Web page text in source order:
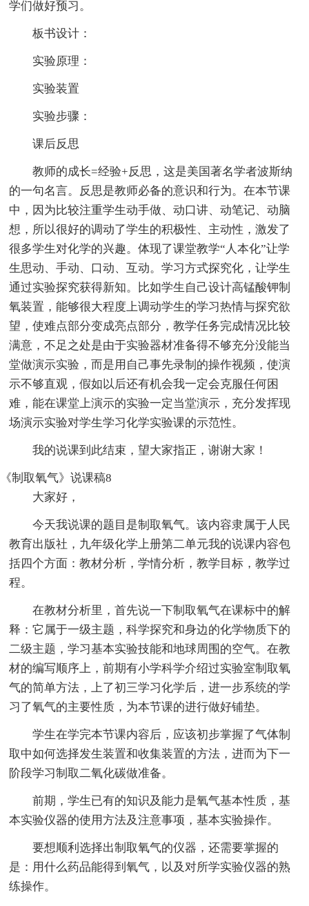
学们做好预习。
板书设计：
实验原理：
实验装置
实验步骤：
课后反思
教师的成长=经验+反思，这是美国著名学者波斯纳
的一句名言。反思是教师必备的意识和行为。在本节课
中，因为比较注重学生动手做、动口讲、动笔记、动脑
想，所以很好的调动了学生的积极性、主动性，激发了
很多学生对化学的兴趣。体现了课堂教学“人本化”让学
生思动、手动、口动、互动。学习方式探究化，让学生
通过实验探究获得新知。比如学生自己设计高锰酸钾制
氧装置，能够很大程度上调动学生的学习热情与探究欲
望，使难点部分变成亮点部分，教学任务完成情况比较
满意，不足之处是由于实验器材准备得不够充分没能当
堂做演示实验，而是用自己事先录制的操作视频，使演
示不够直观，假如以后还有机会我一定会克服任何困
难，能在课堂上演示的实验一定当堂演示，充分发挥现
场演示实验对学生学习化学实验课的示范性。
我的说课到此结束，望大家指正，谢谢大家！
《制取氧气》说课稿8
大家好，
今天我说课的题目是制取氧气。该内容隶属于人民
教育出版社，九年级化学上册第二单元我的说课内容包
括四个方面：教材分析，学情分析，教学目标，教学过
程。
在教材分析里，首先说一下制取氧气在课标中的解
释：它属于一级主题，科学探究和身边的化学物质下的
二级主题，学习基本实验技能和地球周围的空气。在教
材的编写顺序上，前期有小学科学介绍过实验室制取氧
气的简单方法，上了初三学习化学后，进一步系统的学
习了氧气的主要性质，为本节课的进行做好铺垫。
学生在学完本节课内容后，应该初步掌握了气体制
取中如何选择发生装置和收集装置的方法，进而为下一
阶段学习制取二氧化碳做准备。
前期，学生已有的知识及能力是氧气基本性质，基
本实验仪器的使用方法及注意事项，基本实验操作。
要想顺利选择出制取氧气的仪器，还需要掌握的
是：用什么药品能得到氧气，以及对所学实验仪器的熟
练操作。